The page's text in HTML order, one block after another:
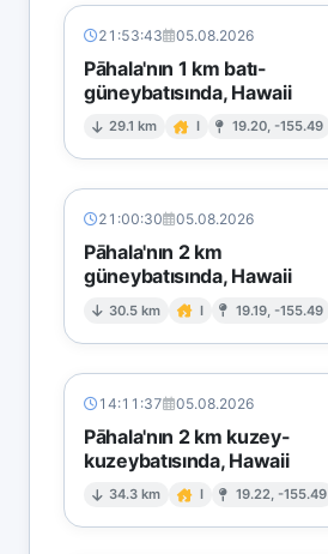
21:53:43 05.08.2026
Pāhala'nın 1 km batı-
güneybatısında, Hawaii
29.1 km I 19.20, -155.49
21:00:30 05.08.2026
Pāhala'nın 2 km
güneybatısında, Hawaii
30.5 km I 19.19, -155.49
14:11:37 05.08.2026
Pāhala'nın 2 km kuzey-
kuzeybatısında, Hawaii
34.3 km I 19.22, -155.49